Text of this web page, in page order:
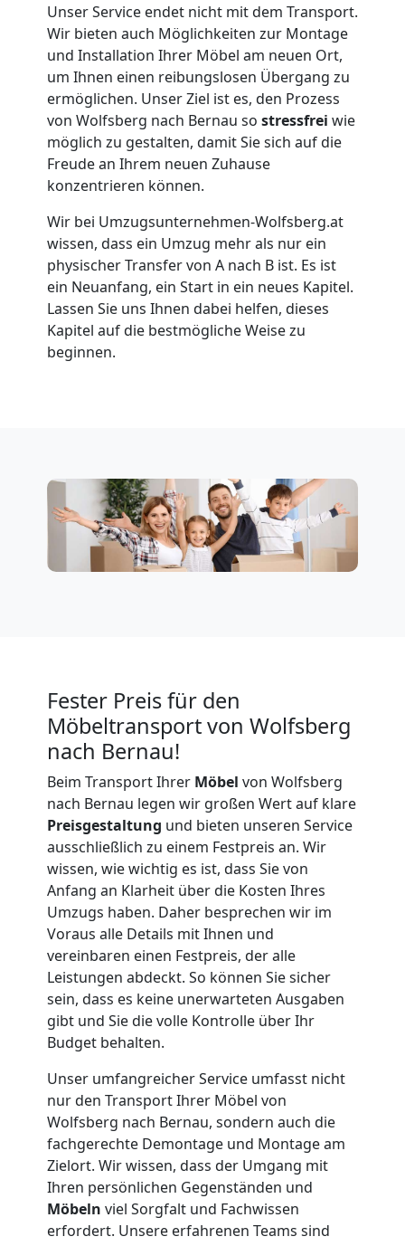
Unser Service endet nicht mit dem Transport.
Wir bieten auch Möglichkeiten zur Montage
und Installation Ihrer Möbel am neuen Ort,
um Ihnen einen reibungslosen Übergang zu
ermöglichen. Unser Ziel ist es, den Prozess
von Wolfsberg nach Bernau so stressfrei wie
möglich zu gestalten, damit Sie sich auf die
Freude an Ihrem neuen Zuhause
konzentrieren können.
Wir bei Umzugsunternehmen-Wolfsberg.at
wissen, dass ein Umzug mehr als nur ein
physischer Transfer von A nach B ist. Es ist
ein Neuanfang, ein Start in ein neues Kapitel.
Lassen Sie uns Ihnen dabei helfen, dieses
Kapitel auf die bestmögliche Weise zu
beginnen.
Fester Preis für den
Möbeltransport von Wolfsberg
nach Bernau!
Beim Transport Ihrer Möbel von Wolfsberg
nach Bernau legen wir großen Wert auf klare
Preisgestaltung und bieten unseren Service
ausschließlich zu einem Festpreis an. Wir
wissen, wie wichtig es ist, dass Sie von
Anfang an Klarheit über die Kosten Ihres
Umzugs haben. Daher besprechen wir im
Voraus alle Details mit Ihnen und
vereinbaren einen Festpreis, der alle
Leistungen abdeckt. So können Sie sicher
sein, dass es keine unerwarteten Ausgaben
gibt und Sie die volle Kontrolle über Ihr
Budget behalten.
Unser umfangreicher Service umfasst nicht
nur den Transport Ihrer Möbel von
Wolfsberg nach Bernau, sondern auch die
fachgerechte Demontage und Montage am
Zielort. Wir wissen, dass der Umgang mit
Ihren persönlichen Gegenständen und
Möbeln viel Sorgfalt und Fachwissen
erfordert. Unsere erfahrenen Teams sind
Wolfsberg
Umzug
für
Senioren
Wolfsberg
Fernumzug
Firmenumzug
Wolfsberg
Expressumzug
Wolfsberg
Tragehilfe
Wolfsberg
Kleiner
Umzug
Wolfsberg
Küchenumzug
Wolfsberg
Umzug